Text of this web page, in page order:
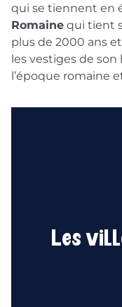
Les
qui se tiennent en
Romaine qui tient
plus de 2000 ans
les vestiges de
l’époque romaine